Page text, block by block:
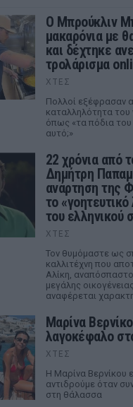
Ο Μπρούκλιν
μακαρόνια με
και δέχτηκε
τρολάρισμα
ΧΤΕΣ
Πολλοί εξέφρασαν
καταλληλότητα του
όπως «τα πόδια
αυτό;»
22 χρόνια από
Δημήτρη
ανάρτηση της
το
του ελληνικού
ΧΤΕΣ
Τον θυμόμαστε ως
καλλιτέχνη που
Αλίκη,
μεγάλης
αναφέρεται
Μαρίνα
λαγοκέφαλο
ΧΤΕΣ
Η Μαρίνα Βερνίκου
αντιδρούμε όταν
στη θάλασσα